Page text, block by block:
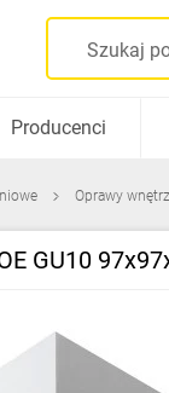
Producenci
Oprawy
GU10